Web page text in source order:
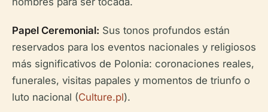
Papel Ceremonial: Sus tonos profundos están
reservados para los eventos nacionales y religiosos
más significativos de Polonia: coronaciones reales,
funerales, visitas papales y momentos de triunfo o
luto nacional (Culture.pl).